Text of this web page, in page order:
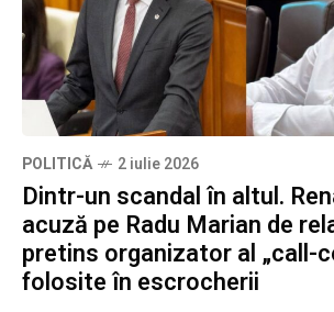
POLITICĂ 2 iulie 2026
Dintr-un scandal în altul.
acuză pe Radu Marian de
pretins organizator al „call-
folosite în escrocherii